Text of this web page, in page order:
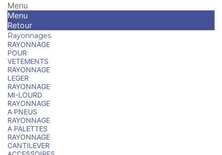
Menu
Menu
Retour
Rayonnages
RAYONNAGE
POUR
VETEMENTS
RAYONNAGE
LEGER
RAYONNAGE
MI-LOURD
RAYONNAGE
A PNEUS
RAYONNAGE
A PALETTES
RAYONNAGE
CANTILEVER